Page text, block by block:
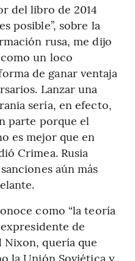
del libro de 2014
posible”, sobre la
rusa, me dijo
un loco
de ganar ventaja
Lanzar una
sería, en efecto,
parte porque el
es mejor que en
Crimea. Rusia
aún más
como “la teoría
de
Nixon, quería que
la Unión Soviética y